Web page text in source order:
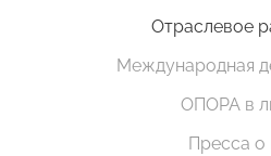
Отраслевое
Международная
ОПОРА в
Пресса о